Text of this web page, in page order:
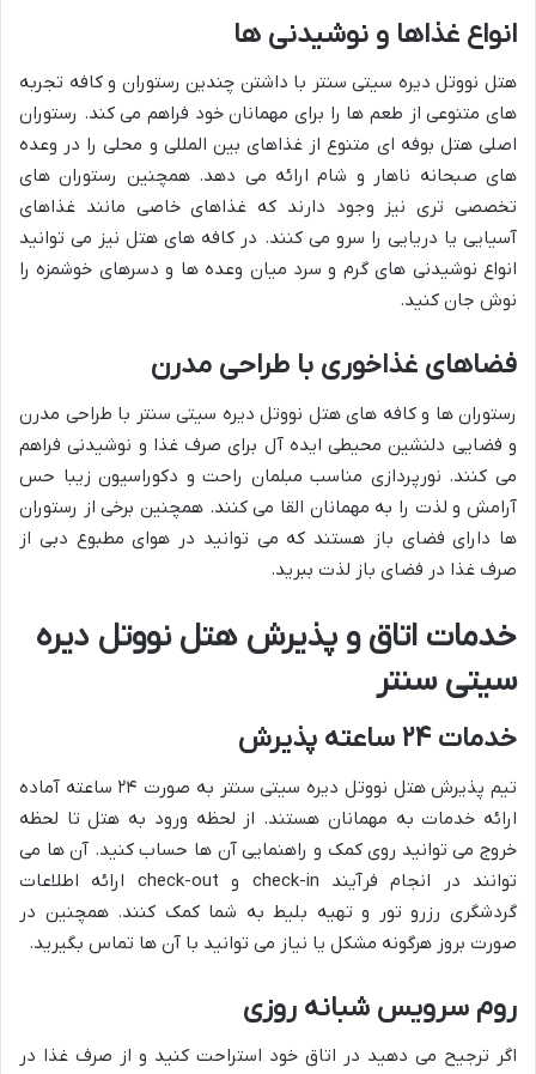
انواع غذاها و نوشیدنی ها
هتل نووتل دیره سیتی سنتر با داشتن چندین رستوران و کافه تجربه
های متنوعی از طعم ها را برای مهمانان خود فراهم می کند. رستوران
اصلی هتل بوفه ای متنوع از غذاهای بین المللی و محلی را در وعده
های صبحانه ناهار و شام ارائه می دهد. همچنین رستوران های
تخصصی تری نیز وجود دارند که غذاهای خاصی مانند غذاهای
آسیایی یا دریایی را سرو می کنند. در کافه های هتل نیز می توانید
انواع نوشیدنی های گرم و سرد میان وعده ها و دسرهای خوشمزه را
نوش جان کنید.
فضاهای غذاخوری با طراحی مدرن
رستوران ها و کافه های هتل نووتل دیره سیتی سنتر با طراحی مدرن
و فضایی دلنشین محیطی ایده آل برای صرف غذا و نوشیدنی فراهم
می کنند. نورپردازی مناسب مبلمان راحت و دکوراسیون زیبا حس
آرامش و لذت را به مهمانان القا می کنند. همچنین برخی از رستوران
ها دارای فضای باز هستند که می توانید در هوای مطبوع دبی از
صرف غذا در فضای باز لذت ببرید.
خدمات اتاق و پذیرش هتل نووتل دیره
سیتی سنتر
خدمات ۲۴ ساعته پذیرش
تیم پذیرش هتل نووتل دیره سیتی سنتر به صورت ۲۴ ساعته آماده
ارائه خدمات به مهمانان هستند. از لحظه ورود به هتل تا لحظه
خروج می توانید روی کمک و راهنمایی آن ها حساب کنید. آن ها می
توانند در انجام فرآیند check-in و check-out ارائه اطلاعات
گردشگری رزرو تور و تهیه بلیط به شما کمک کنند. همچنین در
صورت بروز هرگونه مشکل یا نیاز می توانید با آن ها تماس بگیرید.
روم سرویس شبانه روزی
اگر ترجیح می دهید در اتاق خود استراحت کنید و از صرف غذا در